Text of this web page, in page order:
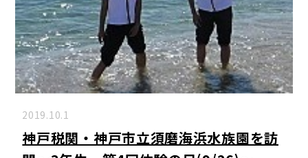
2019.10.1
神戸税関・神戸市立須磨海浜水族園を訪